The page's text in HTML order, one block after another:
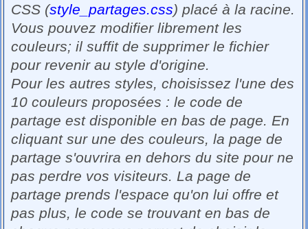
CSS (style_partages.css) placé à la racine.
Vous pouvez modifier librement les
couleurs; il suffit de supprimer le fichier
pour revenir au style d'origine.
Pour les autres styles, choisissez l'une des
10 couleurs proposées : le code de
partage est disponible en bas de page. En
cliquant sur une des couleurs, la page de
partage s'ouvrira en dehors du site pour ne
pas perdre vos visiteurs. La page de
partage prends l'espace qu'on lui offre et
pas plus, le code se trouvant en bas de